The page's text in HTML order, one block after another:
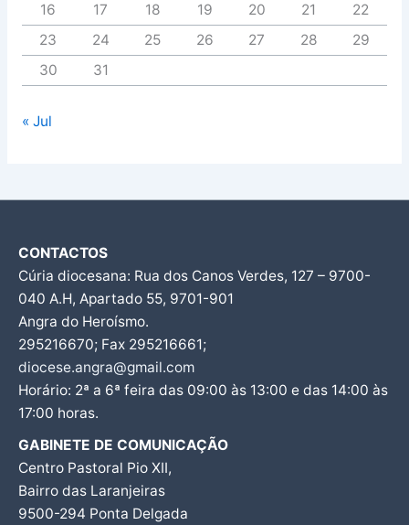
16
17 18 19 20 21
22
23
24 25 26 27 28
29
30
31
« Jul
CONTACTOS
Cúria diocesana: Rua dos Canos Verdes, 127 – 9700-
040 A.H, Apartado 55, 9701-901
Angra do Heroísmo.
295216670; Fax 295216661;
diocese.angra@gmail.com
Horário: 2ª a 6ª feira das 09:00 às 13:00 e das 14:00 às
17:00 horas.
GABINETE DE COMUNICAÇÃO
Centro Pastoral Pio XII,
Bairro das Laranjeiras
9500-294 Ponta Delgada